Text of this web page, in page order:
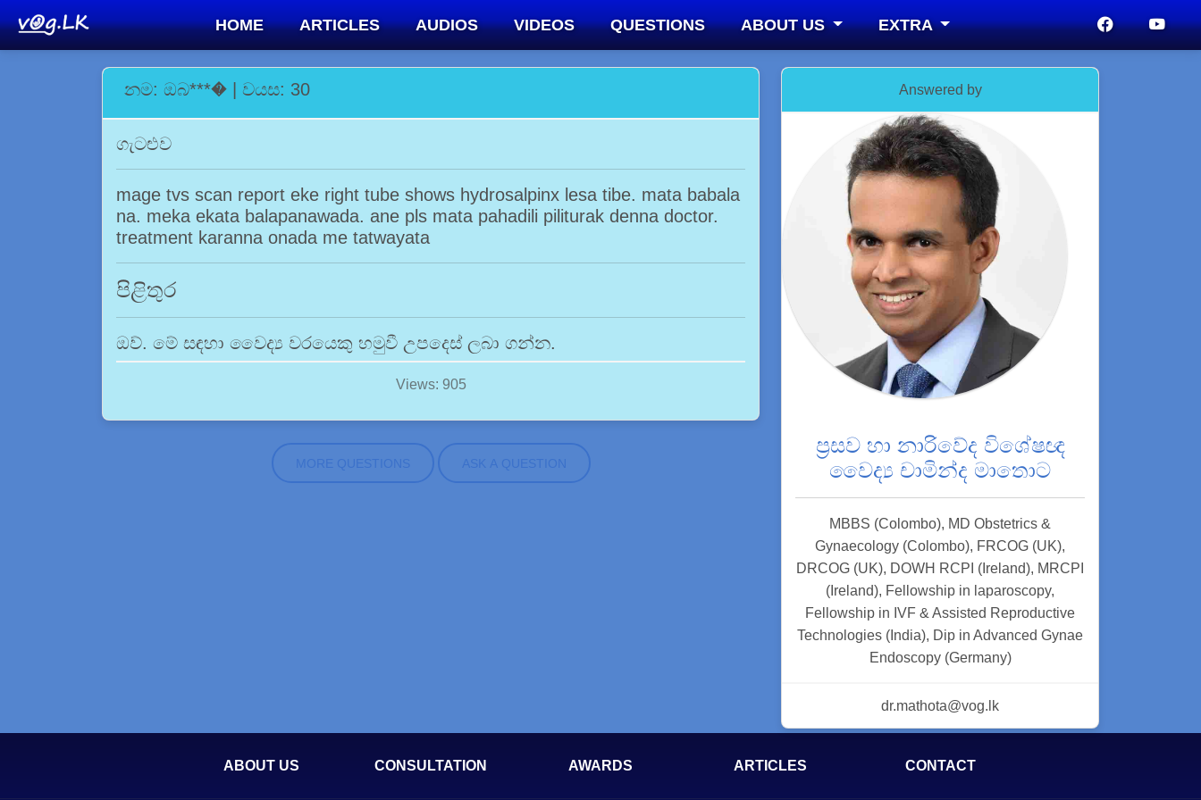
HOME ARTICLES AUDIOS VIDEOS QUESTIONS ABOUT US EXTRA
නම: ඔබ***� | වයස: 30
ගැටළුව
mage tvs scan report eke right tube shows hydrosalpinx lesa tibe. mata babala
na. meka ekata balapanawada. ane pls mata pahadili piliturak denna doctor.
treatment karanna onada me tatwayata
පිළිතුර
ඔව්. මේ සඳහා වෛද්‍ය වරයෙකු හමුවී උපදෙස් ලබා ගන්න.
Views: 905
MORE QUESTIONS ASK A QUESTION
Answered by
ප්‍රසව හා නාරිවේද විශේෂඥ
වෛද්‍ය චාමින්ද මාතොට
MBBS (Colombo), MD Obstetrics &
Gynaecology (Colombo), FRCOG (UK),
DRCOG (UK), DOWH RCPI (Ireland), MRCPI
(Ireland), Fellowship in laparoscopy,
Fellowship in IVF & Assisted Reproductive
Technologies (India), Dip in Advanced Gynae
Endoscopy (Germany)
dr.mathota@vog.lk
ABOUT US CONSULTATION AWARDS ARTICLES CONTACT